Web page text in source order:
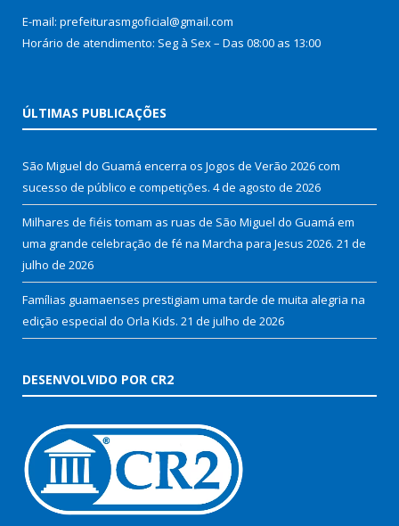
E-mail: prefeiturasmgoficial@gmail.com
Horário de atendimento: Seg à Sex – Das 08:00 as 13:00
ÚLTIMAS PUBLICAÇÕES
São Miguel do Guamá encerra os Jogos de Verão 2026 com
sucesso de público e competições. 4 de agosto de 2026
Milhares de fiéis tomam as ruas de São Miguel do Guamá em
uma grande celebração de fé na Marcha para Jesus 2026. 21 de
julho de 2026
Famílias guamaenses prestigiam uma tarde de muita alegria na
edição especial do Orla Kids. 21 de julho de 2026
DESENVOLVIDO POR CR2